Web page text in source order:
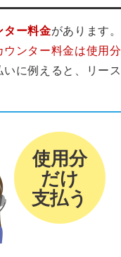
ター料金があります。
ウンター料金は使用分
に例えると、リース
使用分
だけ
支払う